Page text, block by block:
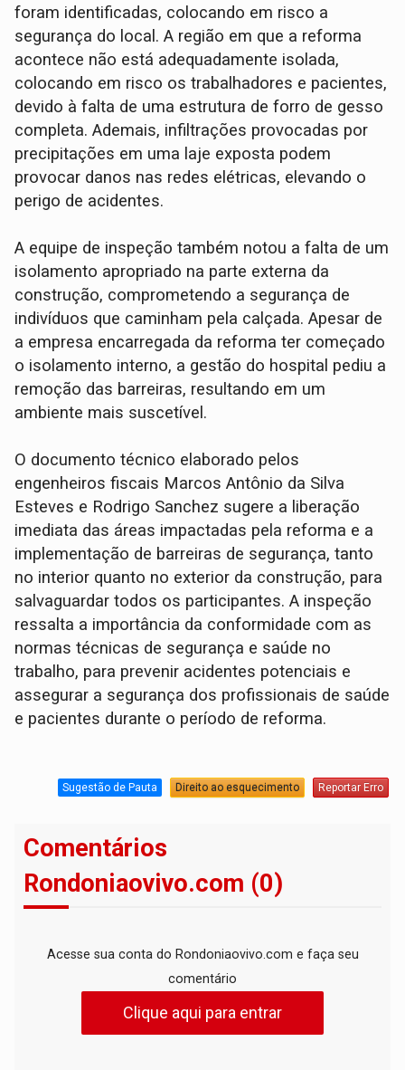
foram identificadas, colocando em risco a
segurança do local. A região em que a reforma
acontece não está adequadamente isolada,
colocando em risco os trabalhadores e pacientes,
devido à falta de uma estrutura de forro de gesso
completa. Ademais, infiltrações provocadas por
precipitações em uma laje exposta podem
provocar danos nas redes elétricas, elevando o
perigo de acidentes.
A equipe de inspeção também notou a falta de um
isolamento apropriado na parte externa da
construção, comprometendo a segurança de
indivíduos que caminham pela calçada. Apesar de
a empresa encarregada da reforma ter começado
o isolamento interno, a gestão do hospital pediu a
remoção das barreiras, resultando em um
ambiente mais suscetível.
O documento técnico elaborado pelos
engenheiros fiscais Marcos Antônio da Silva
Esteves e Rodrigo Sanchez sugere a liberação
imediata das áreas impactadas pela reforma e a
implementação de barreiras de segurança, tanto
no interior quanto no exterior da construção, para
salvaguardar todos os participantes. A inspeção
ressalta a importância da conformidade com as
normas técnicas de segurança e saúde no
trabalho, para prevenir acidentes potenciais e
assegurar a segurança dos profissionais de saúde
e pacientes durante o período de reforma.
Sugestão de Pauta Direito ao esquecimento Reportar Erro
Comentários
Rondoniaovivo.com (0)
Acesse sua conta do Rondoniaovivo.com e faça seu
comentário
Clique aqui para entrar